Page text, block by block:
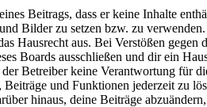
Beitrags, dass er keine Inhalte
Bilder zu setzen bzw. zu verwenden.
Hausrecht aus. Bei Verstößen
Boards ausschließen und dir ein
Betreiber keine Verantwortung für
und Funktionen jederzeit zu
hinaus, deine Beiträge